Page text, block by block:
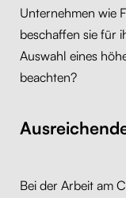
Unternehmen wie
beschaffen sie für
Auswahl eines
beachten?
Bei der Arbeit am